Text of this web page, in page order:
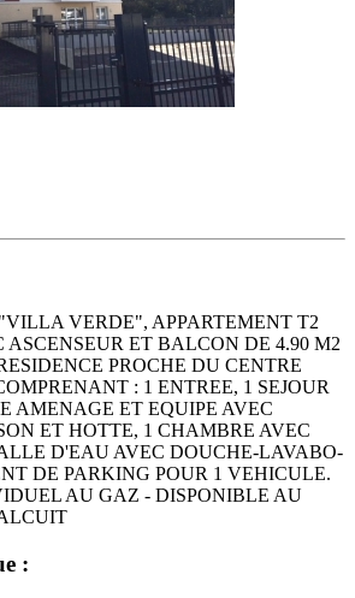
VERDE", APPARTEMENT T2
ASCENSEUR ET BALCON DE 4.90 M2
PROCHE DU CENTRE
: 1 ENTREE, 1 SEJOUR
AMENAGE ET EQUIPE AVEC
ET HOTTE, 1 CHAMBRE AVEC
D'EAU AVEC DOUCHE-LAVABO-
DE PARKING POUR 1 VEHICULE.
AU GAZ - DISPONIBLE AU
: